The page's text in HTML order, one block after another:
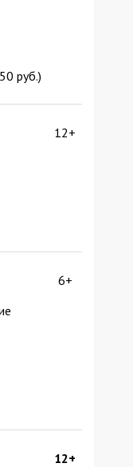
руб.)
12+
6+
12+